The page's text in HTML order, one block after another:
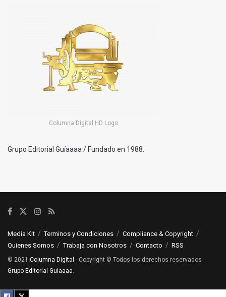
Columna Digital HD Logo
Grupo Editorial Guíaaaa / Fundado en 1988.
Media Kit Terminos y Condiciones
Compliance & Copyright
Quienes Somos
Trabaja con Nosotros Contacto RSS
© 2021 Columna Digital - Copyright © Todos los derechos reservados
Grupo Editorial Guiaaaa.